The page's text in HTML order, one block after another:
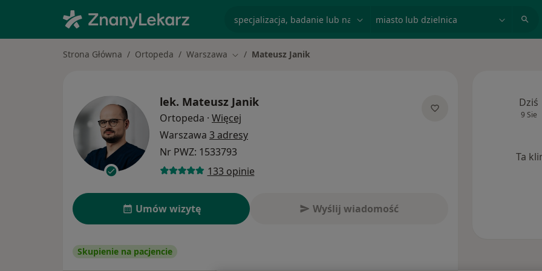
Strona Główna Ortopeda Warszawa Zmień miasto
Mateusz Janik
lek. Mateusz Janik
Ortopeda · Więcej
Warszawa 3 adresy
Nr PWZ: 1533793
133 opinie
Umów wizytę Wyślij wiadomość
Skupienie na pacjencie
Dziś
9 Sie
Ta